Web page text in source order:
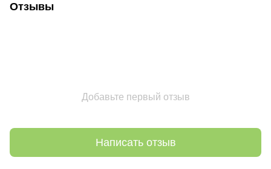
Отзывы
Добавьте первый отзыв
Написать отзыв